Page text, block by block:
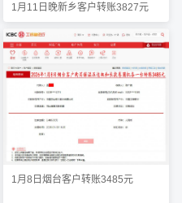
1月11日晚新乡客户转账3827元
1月8日烟台客户转账3485元